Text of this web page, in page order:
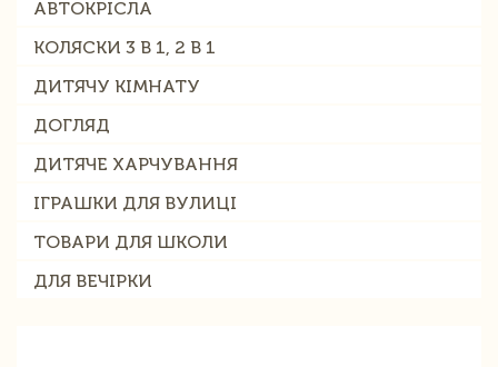
АВТОКРІСЛА
КОЛЯСКИ 3 В 1, 2 В 1
ДИТЯЧУ КІМНАТУ
ДОГЛЯД
ДИТЯЧЕ ХАРЧУВАННЯ
ІГРАШКИ ДЛЯ ВУЛИЦІ
ТОВАРИ ДЛЯ ШКОЛИ
ДЛЯ ВЕЧІРКИ